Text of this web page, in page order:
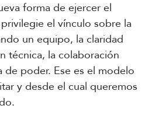
forma de ejercer el
el vínculo sobre la
un equipo, la claridad
técnica, la colaboración
de poder. Ese es el modelo
y desde el cual queremos